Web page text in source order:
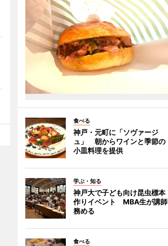
食べる
神戸・元町に「ソヴァージ
ュ」 朝からワインと季節の
小皿料理を提供
学ぶ・知る
神戸大で子ども向け昆虫標本
作りイベント MBA生が講師
務める
食べる